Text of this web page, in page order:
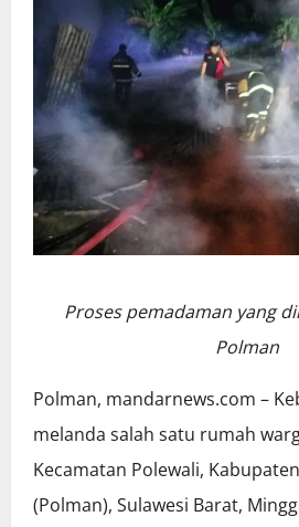
Proses pemadaman yang
Polman
Polman, mandarnews.com –
melanda salah satu rumah
Kecamatan Polewali,
(Polman), Sulawesi Barat,